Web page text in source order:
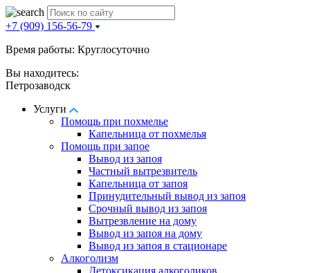
+7 (909) 156-56-79
Время работы: Круглосуточно
Вы находитесь:
Петрозаводск
Услуги
Помощь при похмелье
Капельница от похмелья
Помощь при запое
Вывод из запоя
Частный вытрезвитель
Капельница от запоя
Принудительный вывод из запоя
Срочный вывод из запоя
Вытрезвление на дому
Вывод из запоя на дому
Вывод из запоя в стационаре
Алкоголизм
Детоксикация алкоголиков